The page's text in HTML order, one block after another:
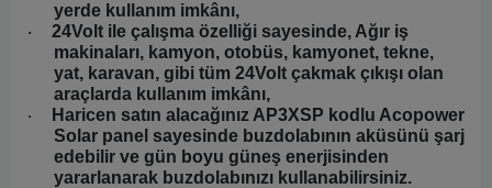
yerde kullanım imkânı,
·
24Volt ile çalışma özelliği sayesinde, Ağır iş
makinaları, kamyon, otobüs, kamyonet, tekne,
yat, karavan, gibi tüm 24Volt çakmak çıkışı olan
araçlarda kullanım imkânı,
·
Haricen satın alacağınız AP3XSP kodlu Acopower
Solar panel sayesinde buzdolabının aküsünü şarj
edebilir ve gün boyu güneş enerjisinden
yararlanarak buzdolabınızı kullanabilirsiniz.